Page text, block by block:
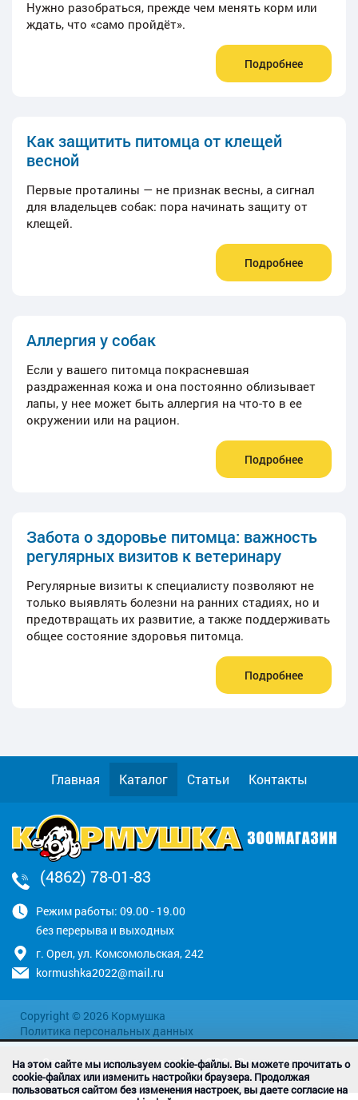
Нужно разобраться, прежде чем менять корм или
ждать, что «само пройдёт».
Подробнее
Как защитить питомца от клещей
весной
Первые проталины — не признак весны, а сигнал
для владельцев собак: пора начинать защиту от
клещей.
Подробнее
Аллергия у собак
Если у вашего питомца покрасневшая
раздраженная кожа и она постоянно облизывает
лапы, у нее может быть аллергия на что-то в ее
окружении или на рацион.
Подробнее
Забота о здоровье питомца: важность
регулярных визитов к ветеринару
Регулярные визиты к специалисту позволяют не
только выявлять болезни на ранних стадиях, но и
предотвращать их развитие, а также поддерживать
общее состояние здоровья питомца.
Подробнее
Главная Каталог Статьи Контакты
Режим работы: 09.00 - 19.00
без перерыва и выходных
г. Орел, ул. Комсомольская, 242
kormushka2022@mail.ru
(4862) 78-01-83
Copyright © 2026 Кормушка
Политика персональных данных
Создание и поддержка сайта - ООО «Регион центр».
www.sait-region.ru
На этом сайте мы используем cookie-файлы. Вы можете прочитать о
cookie-файлах или изменить настройки браузера. Продолжая
пользоваться сайтом без изменения настроек, вы даете согласие на